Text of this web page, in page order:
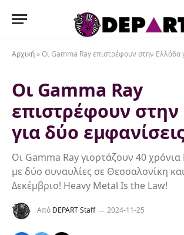
Αρχική »Οι Gamma Ray επιστρέφουν στην Ελλάδα
Οι Gamma Ray
επιστρέφουν
για δύο
Οι Gamma Ray γιορτάζουν 40
με δύο συναυλίες σε Θεσσαλονίκη
Δεκέμβριο! Heavy Metal Is the Law!
Από DEPART Staff 2024-11-25